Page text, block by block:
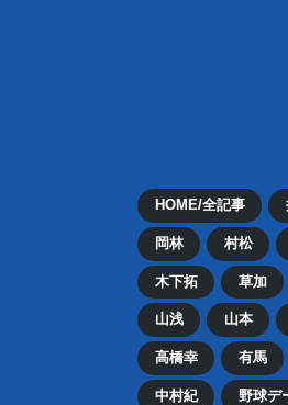
HOME/全記事
岡林 村松
木下拓 草加
山浅 山本
高橋幸 有馬
中村紀 野球デ